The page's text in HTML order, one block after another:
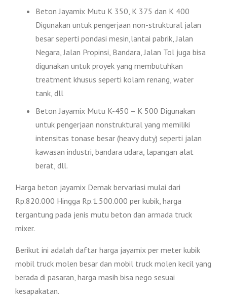
Beton Jayamix Mutu K 350, K 375 dan K 400
Digunakan untuk pengerjaan non-struktural jalan
besar seperti pondasi mesin,lantai pabrik, Jalan
Negara, Jalan Propinsi, Bandara, Jalan Tol juga bisa
digunakan untuk proyek yang membutuhkan
treatment khusus seperti kolam renang, water
tank, dll
Beton Jayamix Mutu K-450 – K 500 Digunakan
untuk pengerjaan nonstruktural yang memiliki
intensitas tonase besar (heavy duty) seperti jalan
kawasan industri, bandara udara, lapangan alat
berat, dll.
Harga beton jayamix Demak bervariasi mulai dari
Rp.820.000 Hingga Rp.1.500.000 per kubik, harga
tergantung pada jenis mutu beton dan armada truck
mixer.
Berikut ini adalah daftar harga jayamix per meter kubik
mobil truck molen besar dan mobil truck molen kecil yang
berada di pasaran, harga masih bisa nego sesuai
kesapakatan.